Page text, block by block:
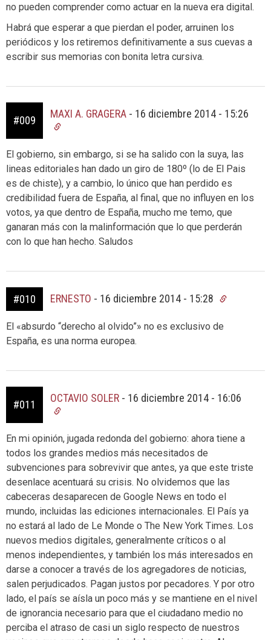
no pueden comprender como actuar en la nueva era digital.
Habrá que esperar a que pierdan el poder, arruinen los
periódicos y los retiremos definitivamente a sus cuevas a
escribir sus memorias con bonita letra cursiva.
#009
MAXI A. GRAGERA - 16 diciembre 2014 - 15:26
El gobierno, sin embargo, si se ha salido con la suya, las
lineas editoriales han dado un giro de 180º (lo de El Pais
es de chiste), y a cambio, lo único que han perdido es
credibilidad fuera de España, al final, que no influyen en los
votos, ya que dentro de España, mucho me temo, que
ganaran más con la malinformación que lo que perderán
con lo que han hecho. Saludos
#010 ERNESTO - 16 diciembre 2014 - 15:28
El «absurdo “derecho al olvido”» no es exclusivo de
España, es una norma europea.
#011
OCTAVIO SOLER - 16 diciembre 2014 - 16:06
En mi opinión, jugada redonda del gobierno: ahora tiene a
todos los grandes medios más necesitados de
subvenciones para sobrevivir que antes, ya que este triste
desenlace acentuará su crisis. No olvidemos que las
cabeceras desaparecen de Google News en todo el
mundo, incluidas las ediciones internacionales. El País ya
no estará al lado de Le Monde o The New York Times. Los
nuevos medios digitales, generalmente críticos o al
menos independientes, y también los más interesados en
darse a conocer a través de los agregadores de noticias,
salen perjudicados. Pagan justos por pecadores. Y por otro
lado, el país se aísla un poco más y se mantiene en el nivel
de ignorancia necesario para que el ciudadano medio no
perciba el atraso de casi un siglo respecto de nuestros